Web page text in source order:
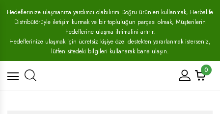
Hedeflerinize ulaşmanıza yardımcı olabilirim Doğru ürünleri kullanmak, Herbalife
Distribütörüyle iletişim kurmak ve bir topluluğun parçası olmak, Müşterilerin
hedeflerine ulaşma ihtimalini artırır.
Hedeflerinize ulaşmak için ücretsiz kişiye özel destekten yararlanmak isterseniz,
lütfen sitedeki bilgileri kullanarak bana ulaşın.
0